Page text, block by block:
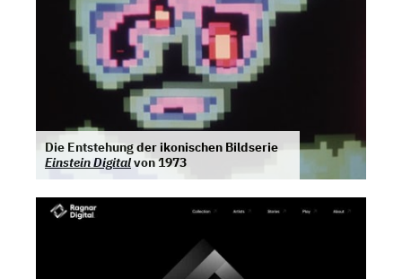
Die Entstehung der ikonischen Bildserie
Einstein Digitalvon1973